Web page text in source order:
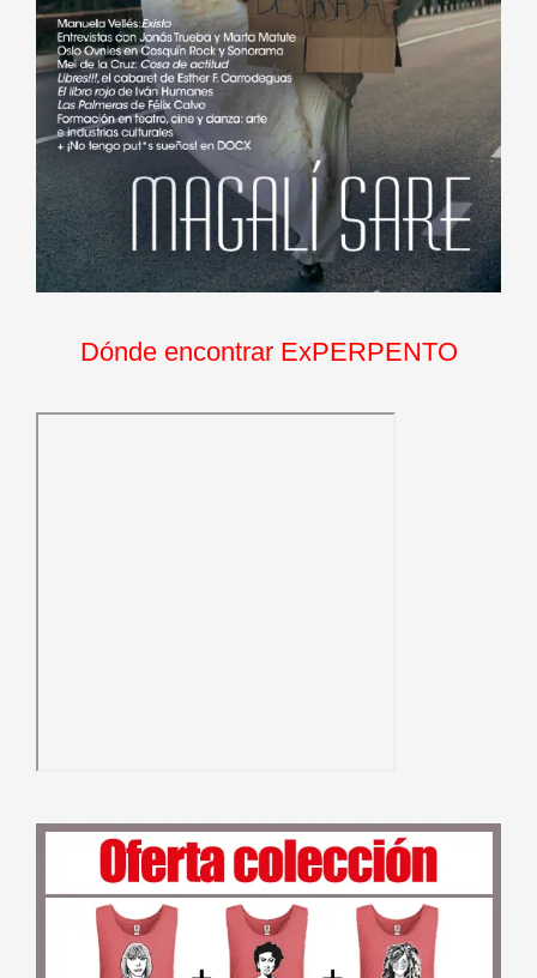
Dónde encontrar ExPERPENTO